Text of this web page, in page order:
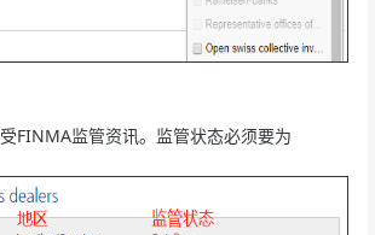
FINMA监管资讯。监管状态必须要为